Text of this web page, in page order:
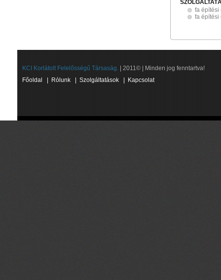
fa építési
fa építési
KCI Korlátolt Felelősségű Társaság. | 2011© | Minden jog fenntartva!
Főoldal
Rólunk Szolgáltatások Kapcsolat